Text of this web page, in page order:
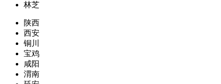
林芝
陕西
西安
铜川
宝鸡
咸阳
渭南